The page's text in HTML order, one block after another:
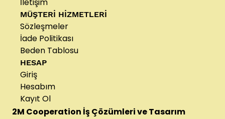
• Günlük ve özel günlere uygun elbise modelleri
• Çocukların hayal gücünden ilham alan özgün
illüstrasyonlar
• Rahat kalıplar ve kaliteli işçilik
• Zamansız tasarımlar ve eğlenceli detaylar
• Yerel ve sürdürülebilir üretim anlayışı
BeetleBeez kız çocuk elbise koleksiyonunu
İletişim
MÜŞTERİ HİZMETLERİ
Sözleşmeler
İade Politikası
Beden Tablosu
HESAP
Giriş
Hesabım
Kayıt Ol
2M Cooperation İş Çözümleri ve Tasarım